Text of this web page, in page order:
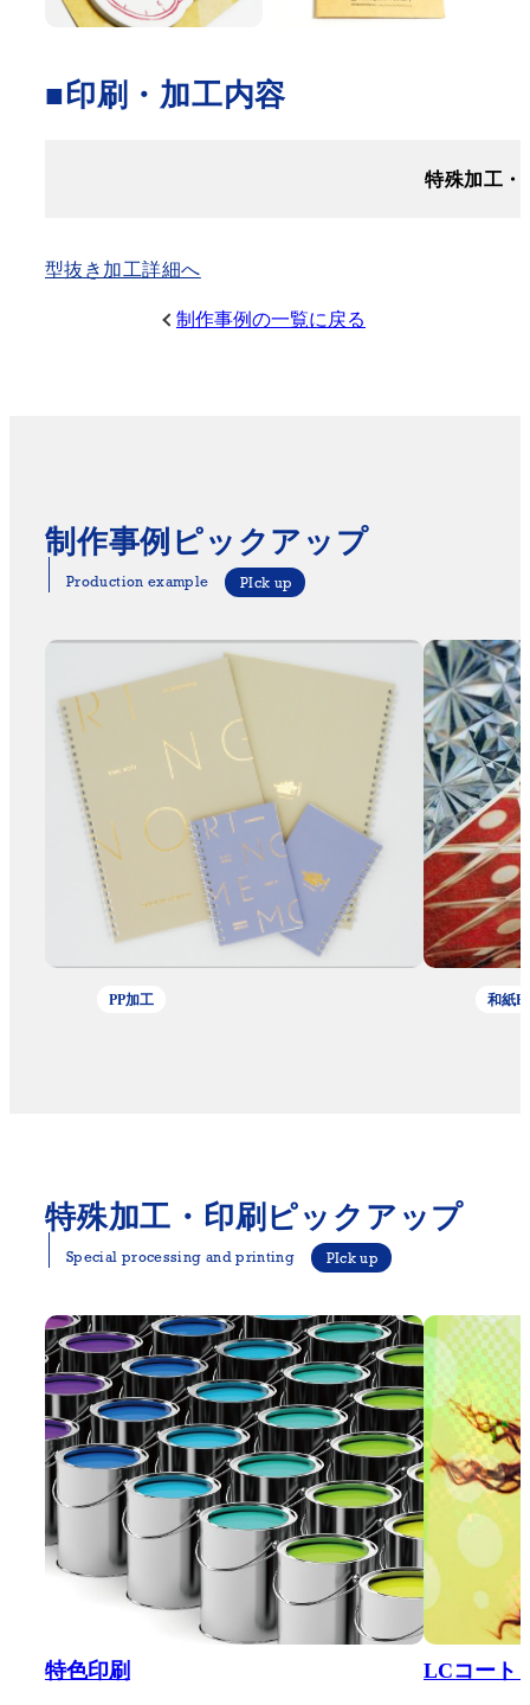
■印刷・加工内容
特殊加工・
型抜き加工詳細へ
制作事例の一覧に戻る
制作事例ピックアップ
Production example PIck up
PP加工 和紙
特殊加工・印刷ピックアップ
Special processing and printing PIck up
特色印刷 LCコート